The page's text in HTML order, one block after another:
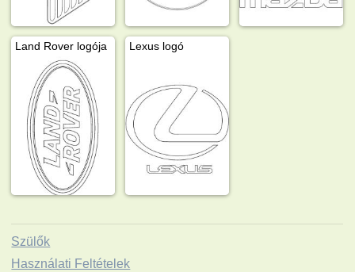
Land Rover logója Lexus logó
Szülők
Használati Feltételek